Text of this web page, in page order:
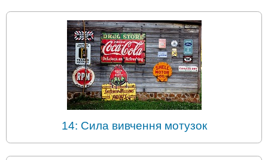
14: Сила вивчення мотузок